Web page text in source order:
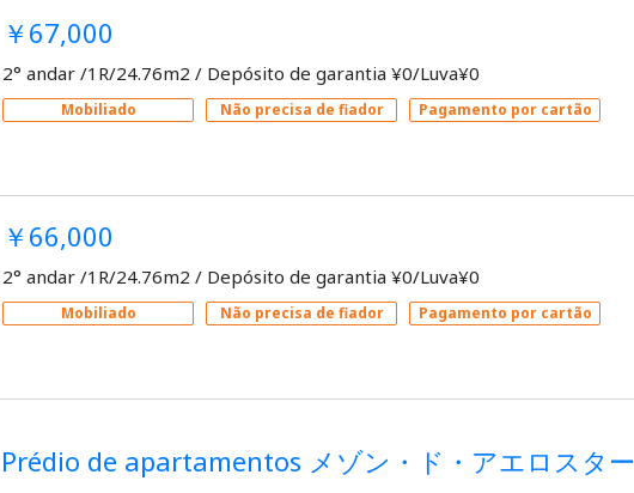
￥67,000
2° andar /1R/24.76m2 / Depósito de garantia ¥0/Luva¥0
Mobiliado Não precisa de fiador Pagamento por cartão
￥66,000
2° andar /1R/24.76m2 / Depósito de garantia ¥0/Luva¥0
Mobiliado Não precisa de fiador Pagamento por cartão
Prédio de apartamentos メゾン・ド・アエロスター